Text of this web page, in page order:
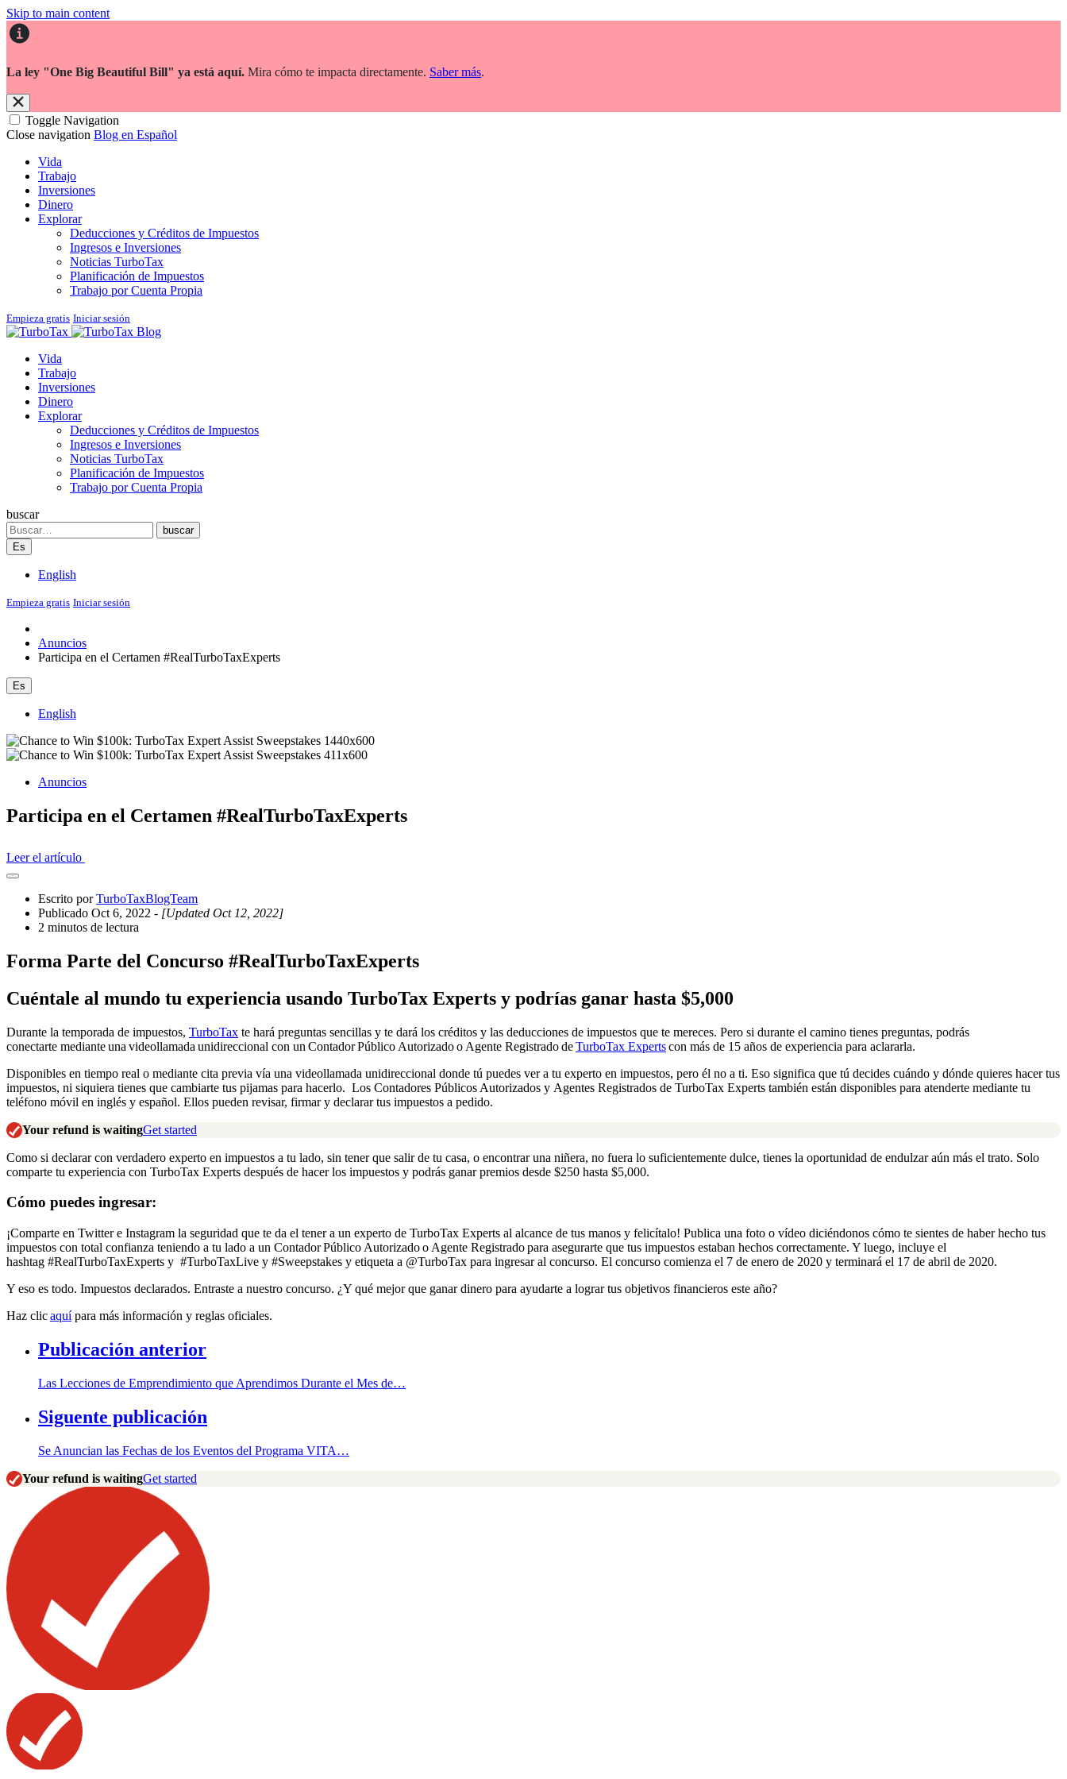
Skip to main content
La ley "One Big Beautiful Bill" ya está aquí. Mira cómo te impacta directamente. Saber más.
Toggle Navigation
Close navigation Blog en Español
Vida
Trabajo
Inversiones
Dinero
Explorar
Deducciones y Créditos de Impuestos
Ingresos e Inversiones
Noticias TurboTax
Planificación de Impuestos
Trabajo por Cuenta Propia
Empieza gratis Iniciar sesión
Blog
Vida
Trabajo
Inversiones
Dinero
Explorar
Deducciones y Créditos de Impuestos
Ingresos e Inversiones
Noticias TurboTax
Planificación de Impuestos
Trabajo por Cuenta Propia
buscar
Search
buscar
Es
English
Empieza gratis Iniciar sesión
Anuncios
Participa en el Certamen #RealTurboTaxExperts
Es
English
Anuncios
Participa en el Certamen #RealTurboTaxExperts
Leer el artículo
Abrir
cajón
compartido
Escrito porTurboTaxBlogTeam
Publicado Oct 6, 2022 - [Updated Oct 12, 2022]
2 minutos de lectura
Forma Parte del Concurso #RealTurboTaxExperts
Cuéntale al mundo tu experiencia usando TurboTax Experts y podrías ganar hasta $5,000
Durante la temporada de impuestos, TurboTax te hará preguntas sencillas y te dará los créditos y las deducciones de impuestos que te mereces. Pero si durante el camino tienes preguntas, podrás
conectarte mediante una videollamada unidireccional con un Contador Público Autorizado o Agente Registrado deTurboTax Expertscon más de 15 años de experiencia para aclararla.
Disponibles en tiempo real o mediante cita previa vía una videollamada unidireccional donde tú puedes ver a tu experto en impuestos, pero él no a ti. Eso significa que tú decides cuándo y dónde quieres hacer tus
impuestos, ni siquiera tienes que cambiarte tus pijamas para hacerlo. Los Contadores Públicos Autorizados y Agentes Registrados de TurboTax Experts también están disponibles para atenderte mediante tu
teléfono móvil en inglés y español. Ellos pueden revisar, firmar y declarar tus impuestos a pedido.
Your refund is waitingGet started
Como si declarar con verdadero experto en impuestos a tu lado, sin tener que salir de tu casa, o encontrar una niñera, no fuera lo suficientemente dulce, tienes la oportunidad de endulzar aún más el trato. Solo
comparte tu experiencia con TurboTax Experts después de hacer los impuestos y podrás ganar premios desde $250 hasta $5,000.
Cómo puedes ingresar:
¡Comparte en Twitter e Instagram la seguridad que te da el tener a un experto de TurboTax Experts al alcance de tus manos y felicítalo! Publica una foto o vídeo diciéndonos cómo te sientes de haber hecho tus
impuestos con total confianza teniendo a tu lado a un Contador Público Autorizado o Agente Registrado para asegurarte que tus impuestos estaban hechos correctamente. Y luego, incluye el
hashtag #RealTurboTaxExperts y #TurboTaxLive y #Sweepstakes y etiqueta a @TurboTax para ingresar al concurso. El concurso comienza el 7 de enero de 2020 y terminará el 17 de abril de 2020.
Y eso es todo. Impuestos declarados. Entraste a nuestro concurso. ¿Y qué mejor que ganar dinero para ayudarte a lograr tus objetivos financieros este año?
Haz clicaquípara más información y reglas oficiales.
Publicación anterior
Las Lecciones de Emprendimiento que Aprendimos Durante el Mes de…
Siguente publicación
Se Anuncian las Fechas de los Eventos del Programa VITA…
Your refund is waitingGet started